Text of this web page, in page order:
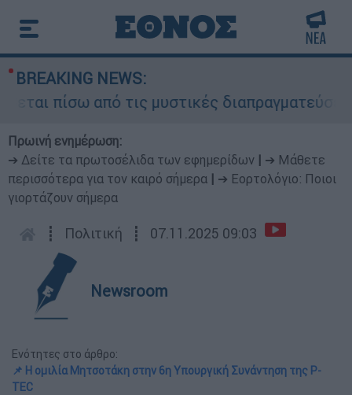
BREAKING NEWS:
πίσω από τις μυστικές διαπραγματεύσεις
Πρωινή ενημέρωση:
➔ Δείτε τα πρωτοσέλιδα των εφημερίδων
➔ Μάθετε
περισσότερα για τον καιρό σήμερα
➔ Εορτολόγιο: Ποιοι
γιορτάζουν σήμερα
┋ Πολιτική ┋ 07.11.2025 09:03
Newsroom
Ενότητες στο άρθρο:
📌 Η ομιλία Μητσοτάκη στην 6η Υπουργική Συνάντηση της P-
TEC